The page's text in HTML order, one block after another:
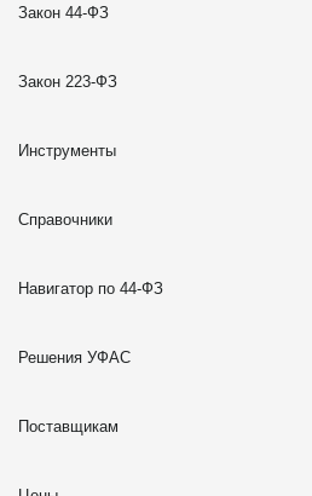
Закон 44-ФЗ
Закон 223-ФЗ
Инструменты
Справочники
Навигатор по 44-ФЗ
Решения УФАС
Поставщикам